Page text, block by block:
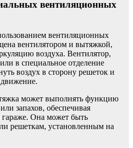
вентиляционных
вентиляционных
вентилятором и вытяжкой,
воздуха. Вентилятор,
в специальное отделение
воздух в сторону решеток и
движение.
может выполнять функцию
запахов, обеспечивая
Она может быть
решеткам, установленным на